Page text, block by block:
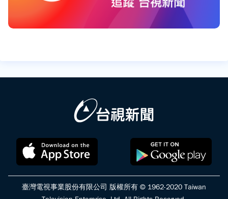
臺灣電視事業股份有限公司 版權所有 © 1962-2020 Taiwan